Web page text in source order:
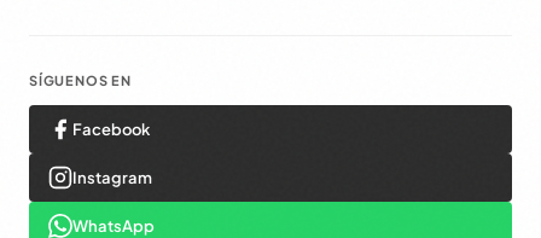
SÍGUENOS EN
Facebook
Instagram
WhatsApp